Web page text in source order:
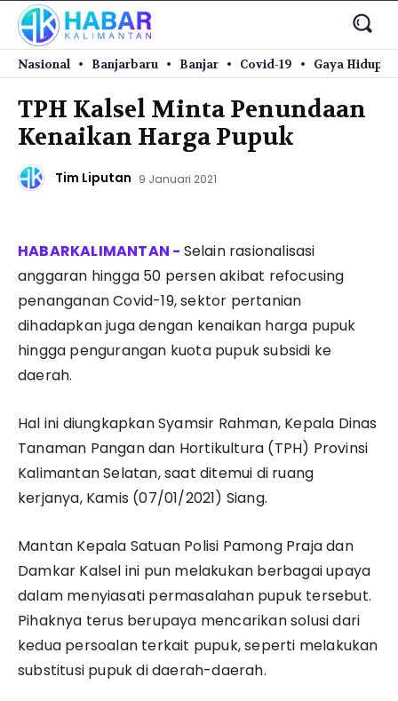
Nasional Banjarbaru Banjar Covid-19 Gaya Hidup
TPH Kalsel Minta Penundaan
Kenaikan Harga Pupuk
Tim Liputan 9 Januari 2021
Selain rasionalisasi
anggaran hingga 50 persen akibat refocusing
penanganan Covid-19, sektor pertanian
dihadapkan juga dengan kenaikan harga pupuk
hingga pengurangan kuota pupuk subsidi ke
daerah.
Hal ini diungkapkan Syamsir Rahman, Kepala Dinas
Tanaman Pangan dan Hortikultura (TPH) Provinsi
Kalimantan Selatan, saat ditemui di ruang
kerjanya, Kamis (07/01/2021) Siang.
Mantan Kepala Satuan Polisi Pamong Praja dan
Damkar Kalsel ini pun melakukan berbagai upaya
dalam menyiasati permasalahan pupuk tersebut.
Pihaknya terus berupaya mencarikan solusi dari
kedua persoalan terkait pupuk, seperti melakukan
substitusi pupuk di daerah-daerah.